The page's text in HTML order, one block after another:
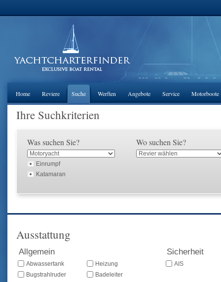
Ihre Suchkriterien
Was suchen Sie?
Einrumpf
Katamaran
Wo suchen Sie?
Ausstattung
Allgemein
Abwassertank
Heizung
Bugstrahlruder
Badeleiter
Sicherheit
AIS
Home Reviere Suche Werften Angebote Service Motorboote